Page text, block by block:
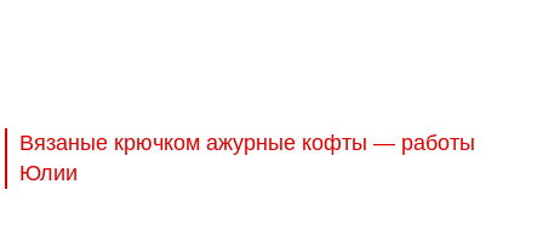
Вязаные крючком ажурные кофты — работы
Юлии